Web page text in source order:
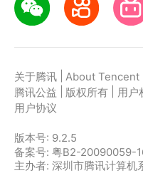
关于腾讯 About Tencent
腾讯公益
版权所有 用户
用户协议
版本号: 9.2.5
备案号: 粤B2-20090059-
主办者: 深圳市腾讯计算机